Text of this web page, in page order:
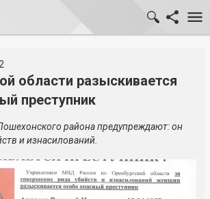
области разыскивается
преступник
района предупреждают: он
и изнасилований.